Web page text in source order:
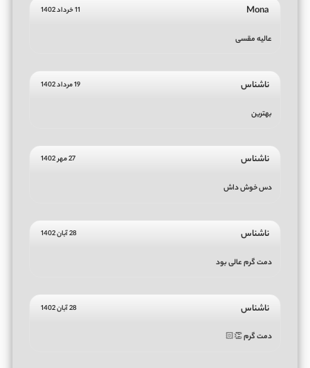
Mona 11 خرداد 1402
عالیه مقسی
ناشناس 19 مرداد 1402
بهترین
ناشناس 27 مهر 1402
دس خوش داش
ناشناس 28 آبان 1402
دمت گرم عالی بود
ناشناس 28 آبان 1402
دمت گرم 👏🏻